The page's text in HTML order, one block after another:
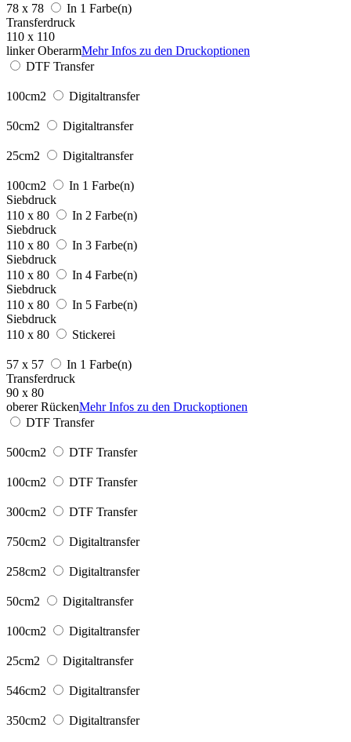
78 x 78
In 1 Farbe(n)
Transferdruck
110 x 110
linker OberarmMehr Infos zu den Druckoptionen
DTF Transfer
100cm2 Digitaltransfer
50cm2 Digitaltransfer
25cm2 Digitaltransfer
100cm2
In 1 Farbe(n)
Siebdruck
110 x 80
In 2 Farbe(n)
Siebdruck
110 x 80
In 3 Farbe(n)
Siebdruck
110 x 80
In 4 Farbe(n)
Siebdruck
110 x 80
In 5 Farbe(n)
Siebdruck
110 x 80
Stickerei
57 x 57
In 1 Farbe(n)
Transferdruck
90 x 80
oberer RückenMehr Infos zu den Druckoptionen
DTF Transfer
500cm2 DTF Transfer
100cm2 DTF Transfer
300cm2 DTF Transfer
750cm2 Digitaltransfer
258cm2 Digitaltransfer
50cm2 Digitaltransfer
100cm2 Digitaltransfer
25cm2 Digitaltransfer
546cm2 Digitaltransfer
350cm2 Digitaltransfer